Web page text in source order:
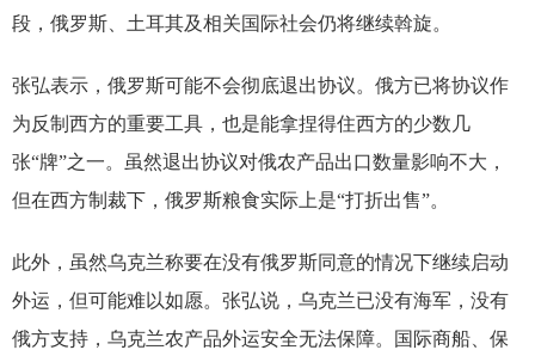
段，俄罗斯、土耳其及相关国际社会仍将继续斡旋。
张弘表示，俄罗斯可能不会彻底退出协议。俄方已将协议作
为反制西方的重要工具，也是能拿捏得住西方的少数几
张“牌”之一。虽然退出协议对俄农产品出口数量影响不大，
但在西方制裁下，俄罗斯粮食实际上是“打折出售”。
此外，虽然乌克兰称要在没有俄罗斯同意的情况下继续启动
外运，但可能难以如愿。张弘说，乌克兰已没有海军，没有
俄方支持，乌克兰农产品外运安全无法保障。国际商船、保